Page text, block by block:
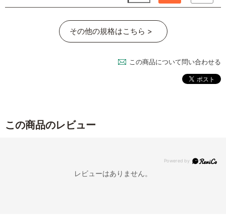
その他の規格はこちら >
この商品について問い合わせる
この商品のレビュー
レビューはありません。